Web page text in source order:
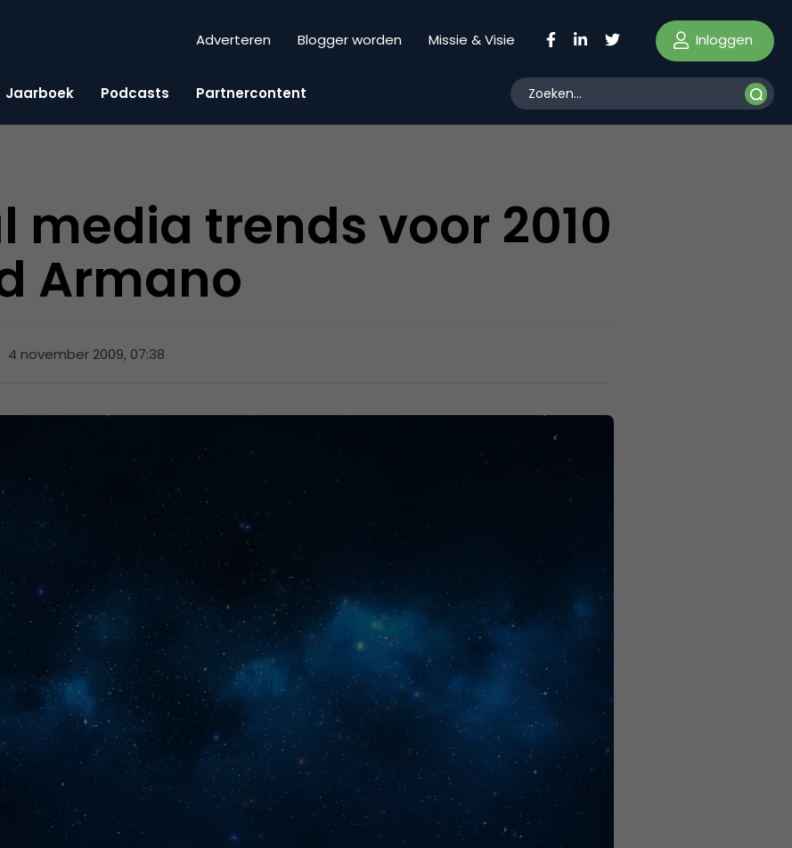
Adverteren Blogger worden Missie & Visie Inloggen
Jaarboek Podcasts Partnercontent
media trends voor 2010
Armano
4 november 2009, 07:38